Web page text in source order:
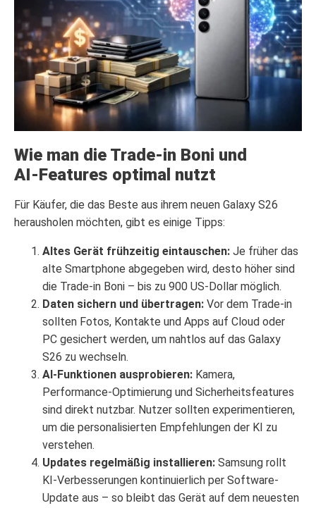
Wie man die Trade‑in Boni und
AI‑Features optimal nutzt
Für Käufer, die das Beste aus ihrem neuen Galaxy S26
herausholen möchten, gibt es einige Tipps:
Altes Gerät frühzeitig eintauschen: Je früher das
alte Smartphone abgegeben wird, desto höher sind
die Trade‑in Boni – bis zu 900 US‑Dollar möglich.
Daten sichern und übertragen: Vor dem Trade‑in
sollten Fotos, Kontakte und Apps auf Cloud oder
PC gesichert werden, um nahtlos auf das Galaxy
S26 zu wechseln.
AI‑Funktionen ausprobieren: Kamera,
Performance-Optimierung und Sicherheitsfeatures
sind direkt nutzbar. Nutzer sollten experimentieren,
um die personalisierten Empfehlungen der KI zu
verstehen.
Updates regelmäßig installieren: Samsung rollt
KI‑Verbesserungen kontinuierlich per Software-
Update aus – so bleibt das Gerät auf dem neuesten